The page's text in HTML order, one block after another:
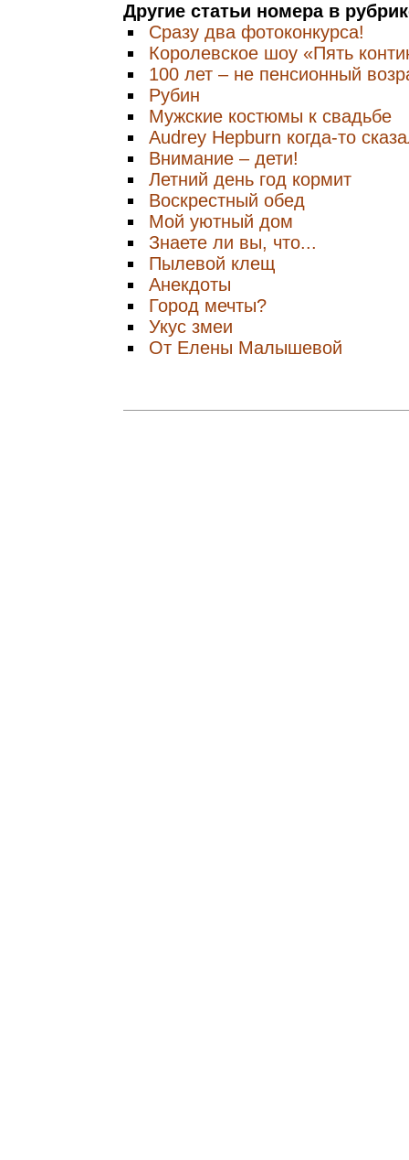
Другие статьи номера в
Сразу два фотоконкурса!
Королевское шоу «Пять
100 лет – не пенсионный
Рубин
Мужские костюмы к свадьбе
Audrey Hepburn когда-то
Внимание – дети!
Летний день год кормит
Воскрестный обед
Мой уютный дом
Знаете ли вы, что...
Пылевой клещ
Анекдоты
Город мечты?
Укус змеи
От Елены Малышевой